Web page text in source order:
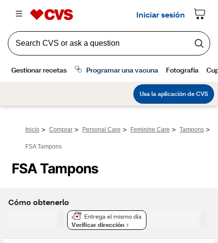
Inicio > Comprar > Personal Care > Feminine Care > Tampons >
FSA Tampons
FSA Tampons
Cómo obtenerlo
Entrega el mismo día
Verificar dirección